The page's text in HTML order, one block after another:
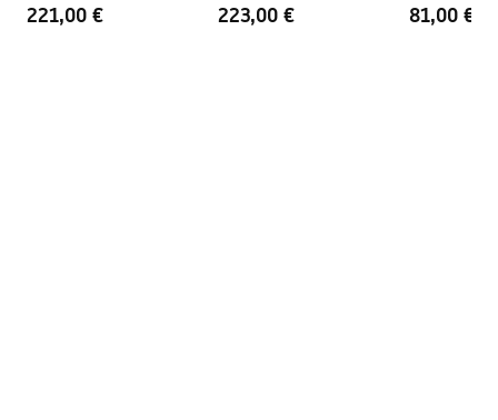
221,00 € 223,00 € 81,00 €